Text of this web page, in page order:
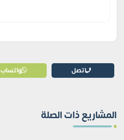
اتصل واتساب
المشاريع ذات الصلة